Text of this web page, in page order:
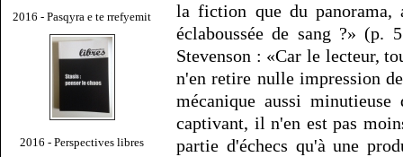
2016 - Pasqyra e te rrefyemit
2016 - Perspectives libres
la fiction que du panorama,
éclaboussée de sang ?» (p.
Stevenson : «Car le lecteur,
n'en retire nulle impression
mécanique aussi
captivant, il n'en est pas
partie d'échecs qu'à une